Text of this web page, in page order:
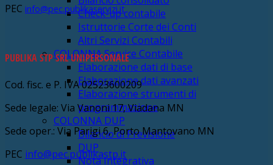
Check-up contabile
Istruttorie Corte dei Conti
Altri Servizi Contabili
COLONNA Service Contabile
Elaborazione dati di base
Elaborazione dati avanzati
Elaborazione strumenti di
programmazione
COLONNA DUP
Bilancio di Previsione
DUP
Nota Integrativa
PEC info@pec.publikaservizi.it
PUBLIKA STP SRL UNIPERSONALE
Cod. fisc. e P. IVA 02523600209
Sede legale: Via Vanoni 17, Viadana MN
Sede oper.: Via Parigi 6, Porto Mantovano MN
PEC info@pec.publikastp.it